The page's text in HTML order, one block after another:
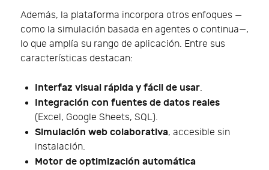
Además, la plataforma incorpora otros enfoques —
como la simulación basada en agentes o continua—,
lo que amplía su rango de aplicación. Entre sus
características destacan:
Interfaz visual rápida y fácil de usar.
Integración con fuentes de datos reales
(Excel, Google Sheets, SQL).
Simulación web colaborativa, accesible sin
instalación.
Motor de optimización automática